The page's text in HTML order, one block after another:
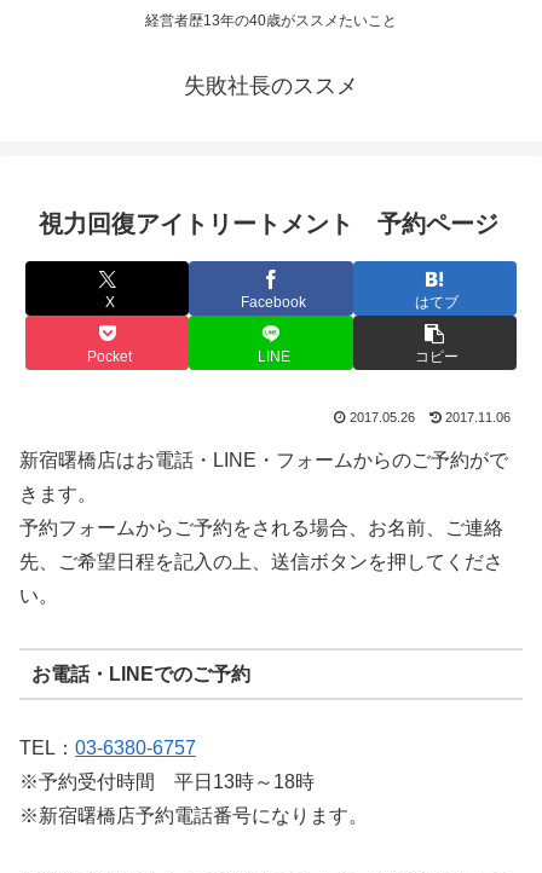
経営者歴13年の40歳がススメたいこと
失敗社長のススメ
視力回復アイトリートメント 予約ページ
X Facebook はてブ
Pocket LINE コピー
2017.05.26 2017.11.06
新宿曙橋店はお電話・LINE・フォームからのご予約がで
きます。
予約フォームからご予約をされる場合、お名前、ご連絡
先、ご希望日程を記入の上、送信ボタンを押してくださ
い。
お電話・LINEでのご予約
TEL： 03-6380-6757
※予約受付時間 平日13時～18時
※新宿曙橋店予約電話番号になります。